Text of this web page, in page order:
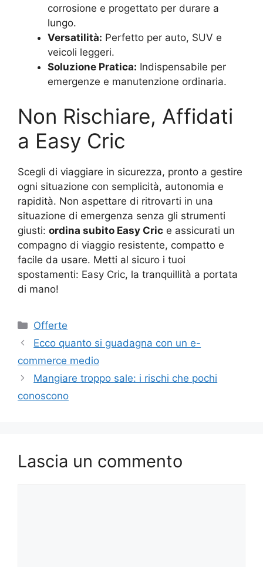
corrosione e progettato per durare a
lungo.
Versatilità: Perfetto per auto, SUV e
veicoli leggeri.
Soluzione Pratica: Indispensabile per
emergenze e manutenzione ordinaria.
Non Rischiare, Affidati
a Easy Cric
Scegli di viaggiare in sicurezza, pronto a gestire
ogni situazione con semplicità, autonomia e
rapidità. Non aspettare di ritrovarti in una
situazione di emergenza senza gli strumenti
giusti: ordina subito Easy Cric e assicurati un
compagno di viaggio resistente, compatto e
facile da usare. Metti al sicuro i tuoi
spostamenti: Easy Cric, la tranquillità a portata
di mano!
Categorie
Offerte
Ecco quanto si guadagna con un e-
commerce medio
Mangiare troppo sale: i rischi che pochi
conoscono
Lascia un commento